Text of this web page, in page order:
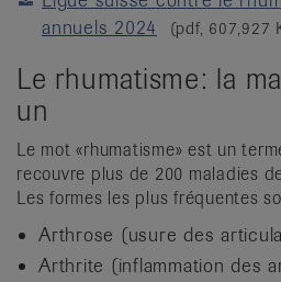
annuels 2024
(pdf, 607,927
Le rhumatisme: la
un
Le mot «rhumatisme» est un
recouvre plus de 200 maladies
Les formes les plus fréquentes
Arthrose (usure des
Arthrite (inflammation des